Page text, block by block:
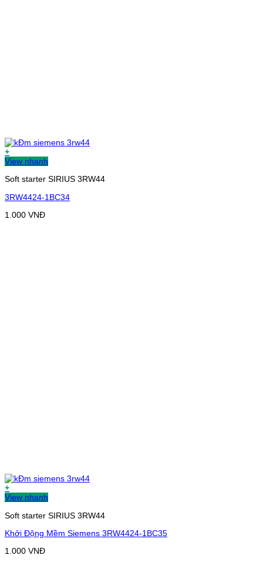
+
View nhanh
Soft starter SIRIUS 3RW44
3RW4424-1BC34
1.000 VNĐ
+
View nhanh
Soft starter SIRIUS 3RW44
Khởi Động Mềm Siemens 3RW4424-1BC35
1.000 VNĐ